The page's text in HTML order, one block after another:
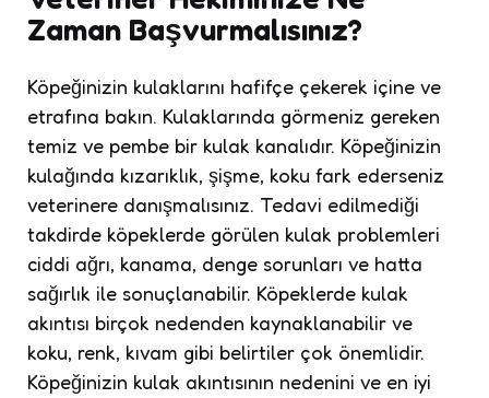
Zaman Başvurmalısınız?
Köpeğinizin kulaklarını hafifçe çekerek içine ve
etrafına bakın. Kulaklarında görmeniz gereken
temiz ve pembe bir kulak kanalıdır. Köpeğinizin
kulağında kızarıklık, şişme, koku fark ederseniz
veterinere danışmalısınız. Tedavi edilmediği
takdirde köpeklerde görülen kulak problemleri
ciddi ağrı, kanama, denge sorunları ve hatta
sağırlık ile sonuçlanabilir. Köpeklerde kulak
akıntısı birçok nedenden kaynaklanabilir ve
koku, renk, kıvam gibi belirtiler çok önemlidir.
Köpeğinizin kulak akıntısının nedenini ve en iyi